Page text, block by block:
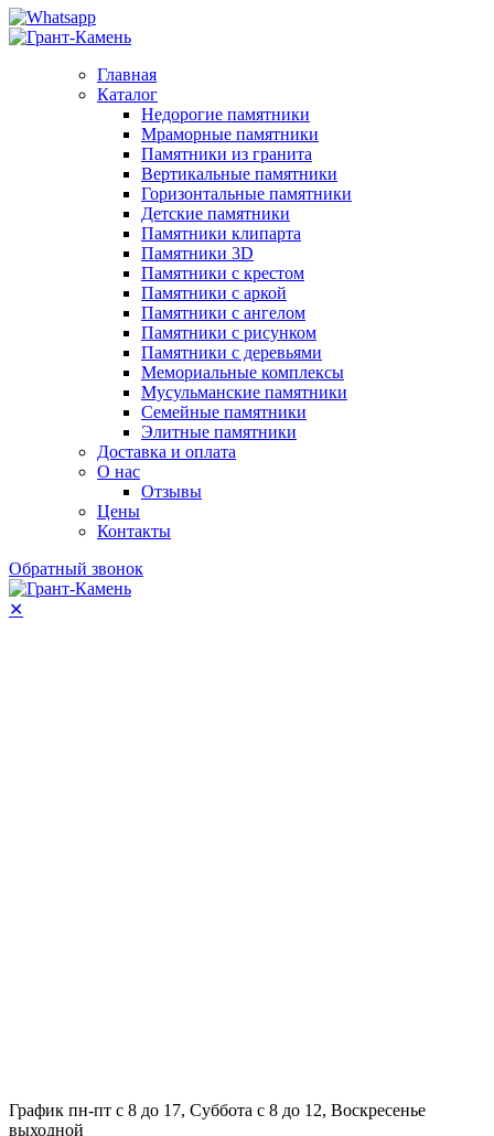
Главная
Каталог
Недорогие памятники
Мраморные памятники
Памятники из гранита
Вертикальные памятники
Горизонтальные памятники
Детские памятники
Памятники клипарта
Памятники 3D
Памятники с крестом
Памятники с аркой
Памятники с ангелом
Памятники с рисунком
Памятники с деревьями
Мемориальные комплексы
Мусульманские памятники
Семейные памятники
Элитные памятники
Доставка и оплата
О нас
Отзывы
Цены
Контакты
Обратный звонок
✕
График пн-пт с 8 до 17, Суббота с 8 до 12, Воскресенье
выходной